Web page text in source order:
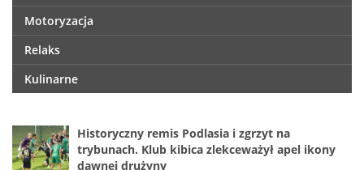
Motoryzacja
Relaks
Kulinarne
Historyczny remis Podlasia i zgrzyt na
trybunach. Klub kibica zlekceważył apel ikony
dawnej drużyny